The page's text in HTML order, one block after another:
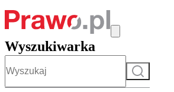
Wyszukiwarka
Szukaj